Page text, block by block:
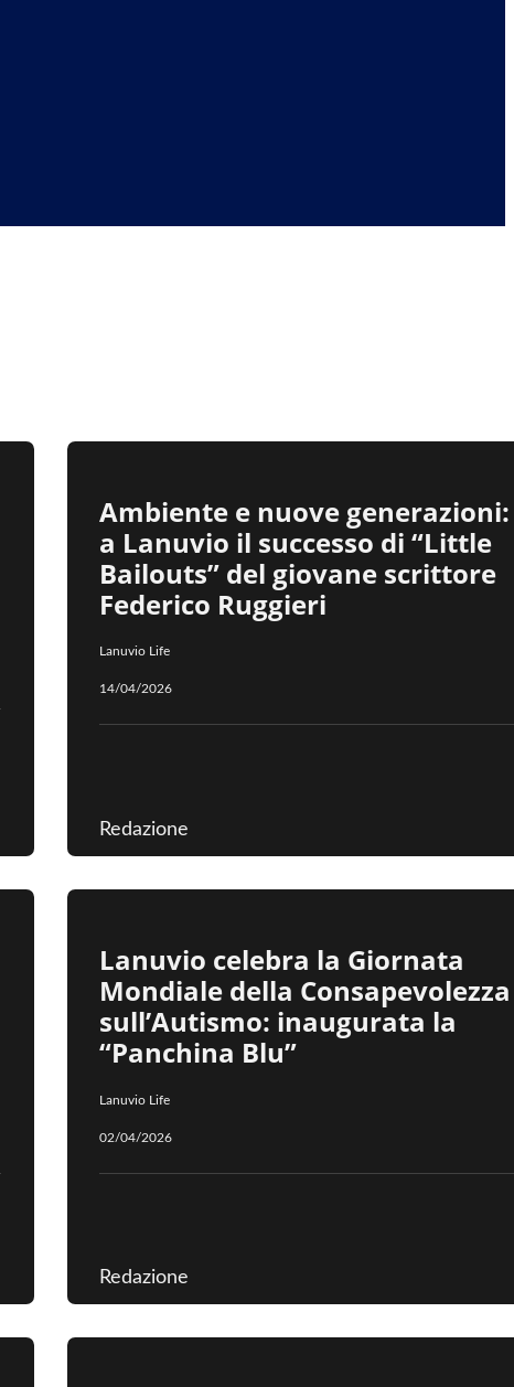
Ambiente e nuove generazioni:
a Lanuvio il successo di “Little
Bailouts” del giovane scrittore
Federico Ruggieri
Lanuvio Life
14/04/2026
Redazione
Lanuvio celebra la Giornata
Mondiale della Consapevolezza
sull’Autismo: inaugurata la
“Panchina Blu”
Lanuvio Life
02/04/2026
Redazione